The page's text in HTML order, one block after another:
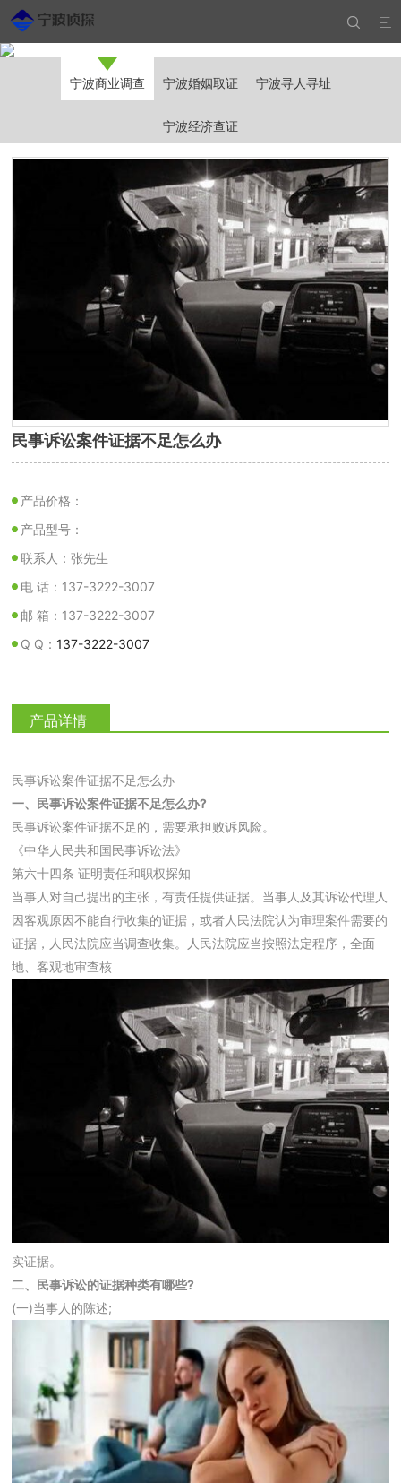


宁波商业调查 宁波婚姻取证 宁波寻人寻址
宁波经济查证
民事诉讼案件证据不足怎么办
产品价格：
产品型号：
联系人：张先生
电 话：137-3222-3007
邮 箱：137-3222-3007
Q Q：137-3222-3007
产品详情
民事诉讼案件证据不足怎么办
一、民事诉讼案件证据不足怎么办?
民事诉讼案件证据不足的，需要承担败诉风险。
《中华人民共和国民事诉讼法》
第六十四条 证明责任和职权探知
当事人对自己提出的主张，有责任提供证据。当事人及其诉讼代理人
因客观原因不能自行收集的证据，或者人民法院认为审理案件需要的
证据，人民法院应当调查收集。人民法院应当按照法定程序，全面
地、客观地审查核
实证据。
二、民事诉讼的证据种类有哪些?
(一)当事人的陈述;